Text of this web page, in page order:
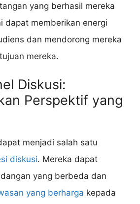
yang berhasil mereka
dapat memberikan energi
dan mendorong mereka
mereka.
Diskusi:
Perspektif yang
menjadi salah satu
diskusi. Mereka dapat
yang berbeda dan
yang berharga kepada